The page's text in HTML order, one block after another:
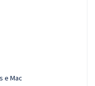
e Mac